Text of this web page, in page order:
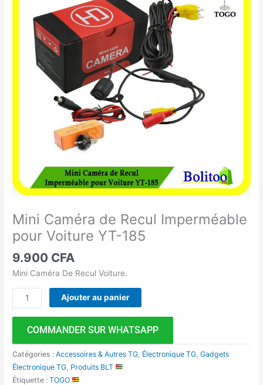
Mini Caméra de Recul Imperméable
pour Voiture YT-185
9.900 CFA
Mini Caméra De Recul Voiture.
Imperméable
Voiture
Ajouter au panier
COMMANDER SUR WHATSAPP
Catégories :Accessoires & Autres TG Électronique TG ,Gadgets
Électronique TG Produits BLT
Étiquette :TOGO